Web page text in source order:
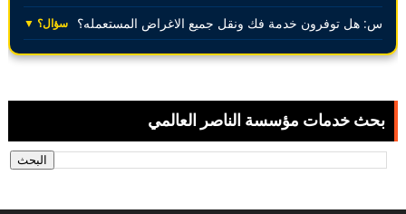
س: هل توفرون خدمة فك ونقل جميع الاغراض المستعمله؟ سؤال؟ ▼
بحث خدمات مؤسسة الناصر العالمي